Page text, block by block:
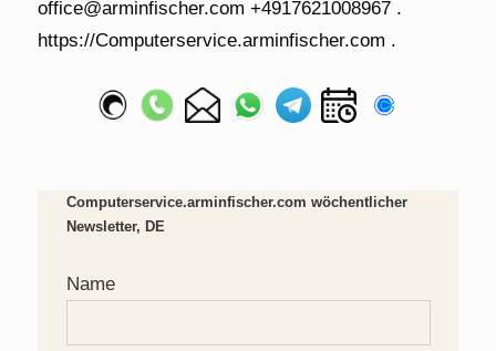
Computerservice.arminfischer.com wöchentlicher
Newsletter, DE
Name